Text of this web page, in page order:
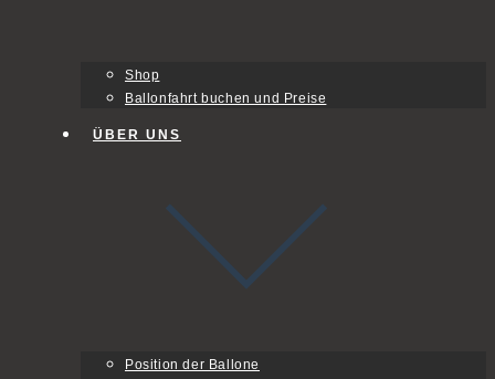
Shop
Ballonfahrt buchen und Preise
ÜBER UNS
Position der Ballone